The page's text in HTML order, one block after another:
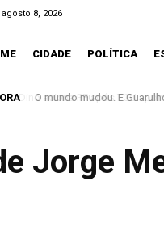
8, 2026
CIDADE POLÍTICA
O mundo mudou. E
Jorge